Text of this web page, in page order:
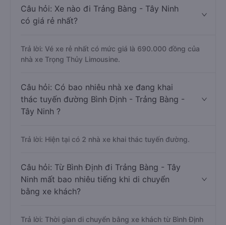
Câu hỏi: Xe nào đi Trảng Bàng - Tây Ninh
có giá rẻ nhất?
Trả lời: Vé xe rẻ nhất có mức giá là 690.000 đồng của
nhà xe Trọng Thủy Limousine.
Câu hỏi: Có bao nhiêu nhà xe đang khai
thác tuyến đường Bình Định - Trảng Bàng -
Tây Ninh ?
Trả lời: Hiện tại có 2 nhà xe khai thác tuyến đường.
Câu hỏi: Từ Bình Định đi Trảng Bàng - Tây
Ninh mất bao nhiêu tiếng khi di chuyển
bằng xe khách?
Trả lời: Thời gian di chuyển bằng xe khách từ Bình Định